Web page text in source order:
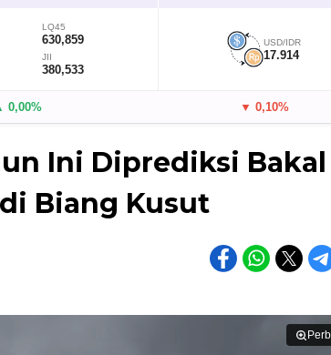
LQ45
630,859
JII
380,533
USD/IDR
17.914
0,00% ▼ 0,10%
Ini Diprediksi Bakal
Biang Kusut